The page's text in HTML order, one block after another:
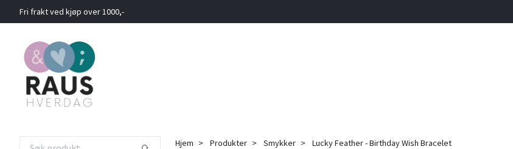
Fri frakt ved kjøp over 1000,-
Hjem Produkter Smykker Lucky Feather - Birthday Wish Bracelet